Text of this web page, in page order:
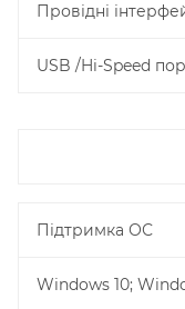
Провідні
USB /Hi-Speed
Підтримка ОС
Windows 10;